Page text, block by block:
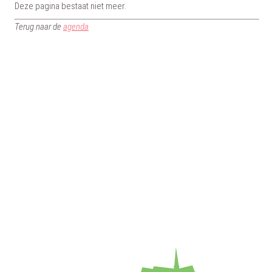
Deze pagina bestaat niet meer.
Terug naar de agenda